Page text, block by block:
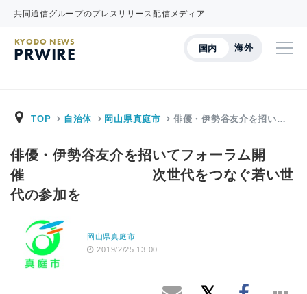
共同通信グループのプレスリリース配信メディア
国内 海外
KYODO NEWS
PRWIRE
TOP 自治体 岡山県真庭市 俳優・伊勢谷友介を招い…
俳優・伊勢谷友介を招いてフォーラム開
催 次世代をつなぐ若い世
代の参加を
岡山県真庭市
2019/2/25 13:00